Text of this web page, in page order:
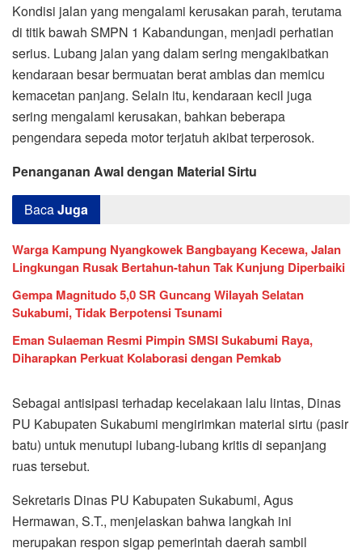
Kondisi jalan yang mengalami kerusakan parah, terutama
di titik bawah SMPN 1 Kabandungan, menjadi perhatian
serius. Lubang jalan yang dalam sering mengakibatkan
kendaraan besar bermuatan berat amblas dan memicu
kemacetan panjang. Selain itu, kendaraan kecil juga
sering mengalami kerusakan, bahkan beberapa
pengendara sepeda motor terjatuh akibat terperosok.
Penanganan Awal dengan Material Sirtu
BacaJuga
Warga Kampung Nyangkowek Bangbayang Kecewa, Jalan
Lingkungan Rusak Bertahun-tahun Tak Kunjung Diperbaiki
Gempa Magnitudo 5,0 SR Guncang Wilayah Selatan
Sukabumi, Tidak Berpotensi Tsunami
Eman Sulaeman Resmi Pimpin SMSI Sukabumi Raya,
Diharapkan Perkuat Kolaborasi dengan Pemkab
Sebagai antisipasi terhadap kecelakaan lalu lintas, Dinas
PU Kabupaten Sukabumi mengirimkan material sirtu (pasir
batu) untuk menutupi lubang-lubang kritis di sepanjang
ruas tersebut.
Sekretaris Dinas PU Kabupaten Sukabumi, Agus
Hermawan, S.T., menjelaskan bahwa langkah ini
merupakan respon sigap pemerintah daerah sambil